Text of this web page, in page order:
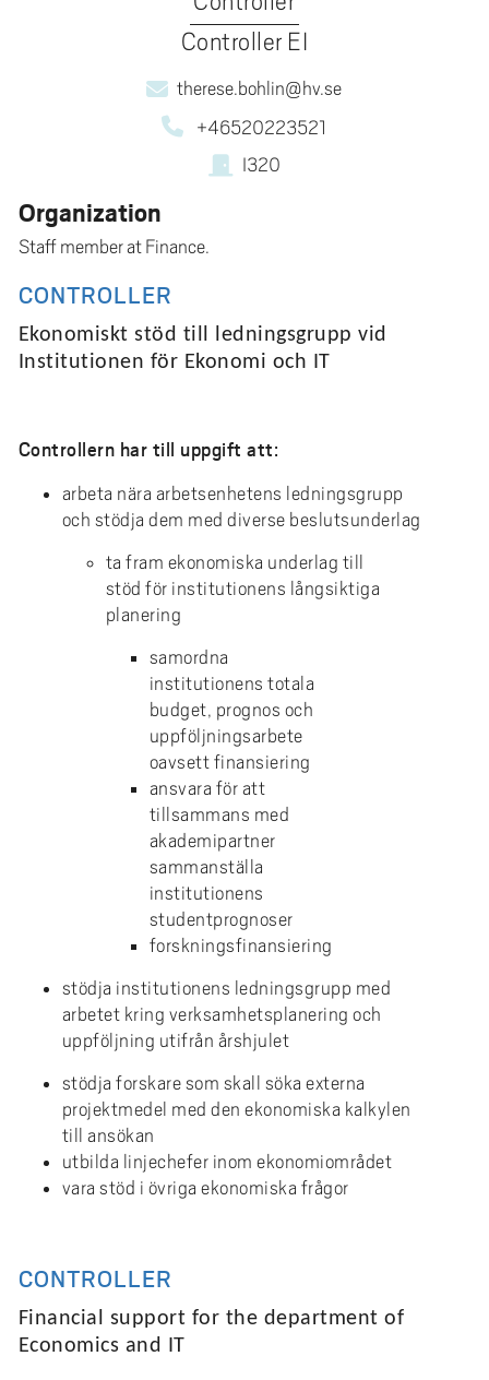
Controller EI
therese.bohlin@hv.se
+46520223521
I320
Organization
Staff member at Finance.
CONTROLLER
Ekonomiskt stöd till ledningsgrupp vid
Institutionen för Ekonomi och IT
Controllern har till uppgift att:
arbeta nära arbetsenhetens ledningsgrupp
och stödja dem med diverse beslutsunderlag
ta fram ekonomiska underlag till
stöd för institutionens långsiktiga
planering
samordna
institutionens totala
budget, prognos och
uppföljningsarbete
oavsett finansiering
ansvara för att
tillsammans med
akademipartner
sammanställa
institutionens
studentprognoser
forskningsfinansiering
stödja institutionens ledningsgrupp med
arbetet kring verksamhetsplanering och
uppföljning utifrån årshjulet
stödja forskare som skall söka externa
projektmedel med den ekonomiska kalkylen
till ansökan
utbilda linjechefer inom ekonomiområdet
vara stöd i övriga ekonomiska frågor
CONTROLLER
Financial support for the department of
Economics and IT